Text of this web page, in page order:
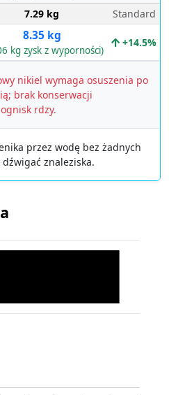
7.29 kg Standard
8.35 kg
kg zysk z wyporności)
+14.5%
nikiel wymaga osuszenia po
brak konserwacji
rdzy.
przez wodę bez żadnych
znaleziska.